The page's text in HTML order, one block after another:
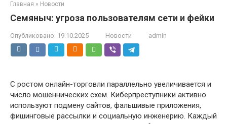
Главная » Новости
Семяныч: угроза пользователям сети и фейки
Опубликовано: 19.10.2025 Новости admin
С ростом онлайн-торговли параллельно увеличивается и
число мошеннических схем. Киберпреступники активно
используют подмену сайтов, фальшивые приложения,
фишинговые рассылки и социальную инженерию. Каждый